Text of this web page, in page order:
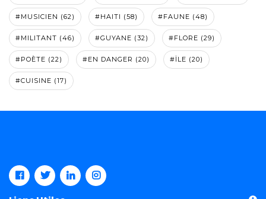
#MUSICIEN (62) #HAITI (58) #FAUNE (48)
#MILITANT (46) #GUYANE (32) #FLORE (29)
#POÈTE (22) #EN DANGER (20) #ÏLE (20)
#CUISINE (17)